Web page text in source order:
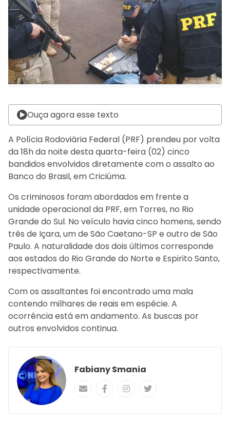
Ouça agora esse texto
A Polícia Rodoviária Federal (PRF) prendeu por volta
da 18h da noite desta quarta-feira (02) cinco
bandidos envolvidos diretamente com o assalto ao
Banco do Brasil, em Criciúma.
Os criminosos foram abordados em frente a
unidade operacional da PRF, em Torres, no Rio
Grande do Sul. No veículo havia cinco homens, sendo
três de Içara, um de São Caetano-SP e outro de São
Paulo. A naturalidade dos dois últimos corresponde
aos estados do Rio Grande do Norte e Espirito Santo,
respectivamente.
Com os assaltantes foi encontrado uma mala
contendo milhares de reais em espécie. A
ocorrência está em andamento. As buscas por
outros envolvidos continua.
Fabiany Smania